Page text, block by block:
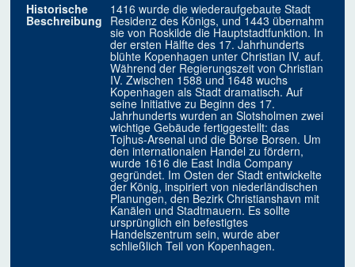
Historische
Beschreibung
1416 wurde die wiederaufgebaute Stadt
Residenz des Königs, und 1443 übernahm
sie von Roskilde die Hauptstadtfunktion. In
der ersten Hälfte des 17. Jahrhunderts
blühte Kopenhagen unter Christian IV. auf.
Während der Regierungszeit von Christian
IV. Zwischen 1588 und 1648 wuchs
Kopenhagen als Stadt dramatisch. Auf
seine Initiative zu Beginn des 17.
Jahrhunderts wurden an Slotsholmen zwei
wichtige Gebäude fertiggestellt: das
Tojhus-Arsenal und die Börse Borsen. Um
den internationalen Handel zu fördern,
wurde 1616 die East India Company
gegründet. Im Osten der Stadt entwickelte
der König, inspiriert von niederländischen
Planungen, den Bezirk Christianshavn mit
Kanälen und Stadtmauern. Es sollte
ursprünglich ein befestigtes
Handelszentrum sein, wurde aber
schließlich Teil von Kopenhagen.